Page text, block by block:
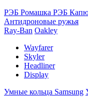
РЭБ Ромашка РЭБ
Антидроновые ружья
Ray-Ban Oakley
Wayfarer
Skyler
Headliner
Display
Умные кольца Samsung